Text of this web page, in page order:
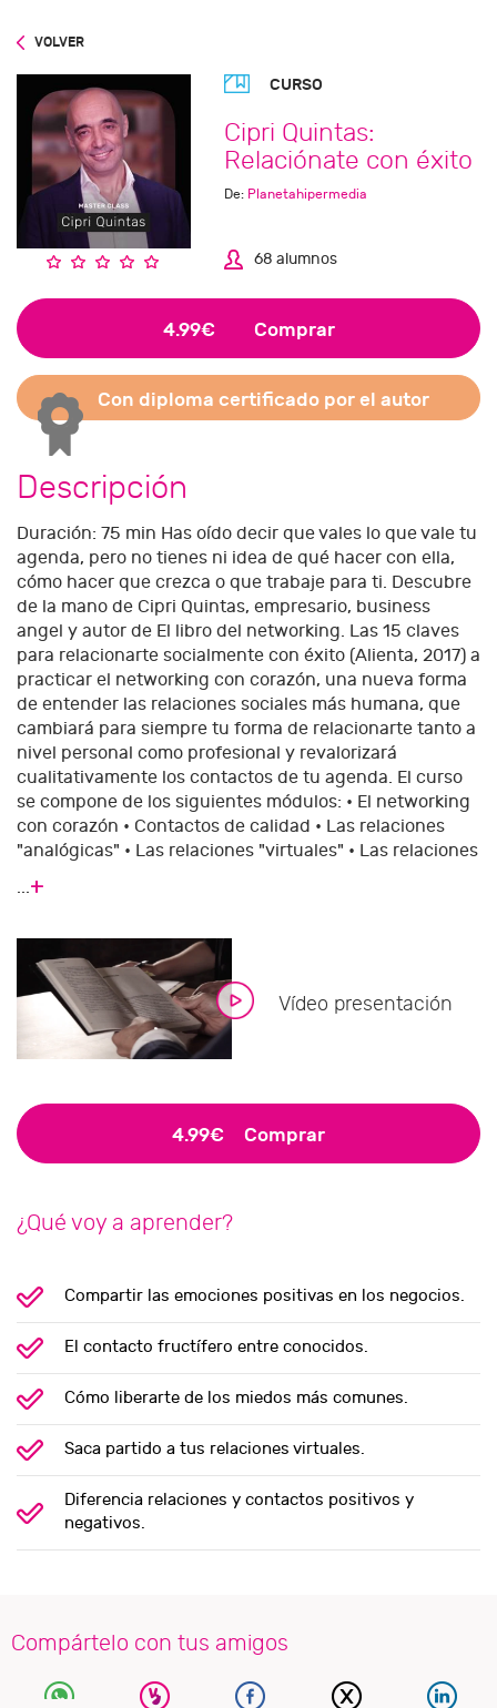
VOLVER
CURSO
Cipri Quintas:
Relaciónate con éxito
De: Planetahipermedia
68 alumnos
4.99€ Comprar
Con diploma certificado por el autor
Descripción
Duración: 75 min Has oído decir que vales lo que vale tu
agenda, pero no tienes ni idea de qué hacer con ella,
cómo hacer que crezca o que trabaje para ti. Descubre
de la mano de Cipri Quintas, empresario, business
angel y autor de El libro del networking. Las 15 claves
para relacionarte socialmente con éxito (Alienta, 2017) a
practicar el networking con corazón, una nueva forma
de entender las relaciones sociales más humana, que
cambiará para siempre tu forma de relacionarte tanto a
nivel personal como profesional y revalorizará
cualitativamente los contactos de tu agenda. El curso
se compone de los siguientes módulos: • El networking
con corazón • Contactos de calidad • Las relaciones
"analógicas" • Las relaciones "virtuales" • Las relaciones
...+
Vídeo presentación
4.99€ Comprar
¿Qué voy a aprender?
Compartir las emociones positivas en los negocios.
El contacto fructífero entre conocidos.
Cómo liberarte de los miedos más comunes.
Saca partido a tus relaciones virtuales.
Diferencia relaciones y contactos positivos y
negativos.
Compártelo con tus amigos